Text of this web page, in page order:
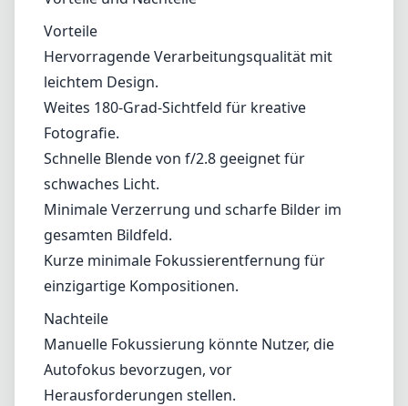
Vorteile
Hervorragende Verarbeitungsqualität mit
leichtem Design.
Weites 180-Grad-Sichtfeld für kreative
Fotografie.
Schnelle Blende von f/2.8 geeignet für
schwaches Licht.
Minimale Verzerrung und scharfe Bilder im
gesamten Bildfeld.
Kurze minimale Fokussierentfernung für
einzigartige Kompositionen.
Nachteile
Manuelle Fokussierung könnte Nutzer, die
Autofokus bevorzugen, vor
Herausforderungen stellen.